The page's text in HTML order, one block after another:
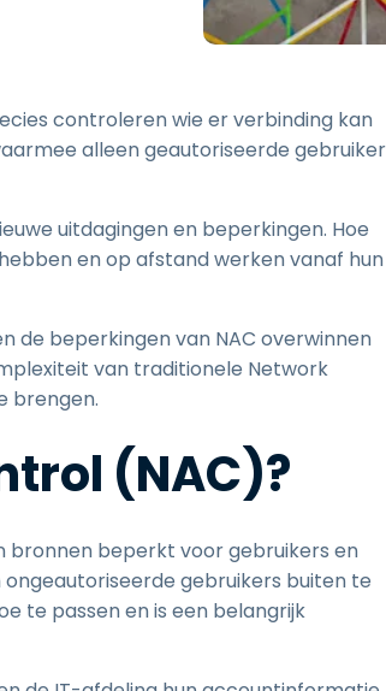
op afstand voor
beveiliging
controleren wie er verbinding kan
alleen geautoriseerde
uitdagingen en beperkingen. Hoe
en op afstand werken vanaf hun
de beperkingen van NAC overwinnen
van traditionele Network
brengen.
(NAC)?
bronnen beperkt voor gebruikers en
gebruikers buiten te
te passen en is een belangrijk